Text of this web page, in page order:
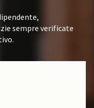
sempre verificate